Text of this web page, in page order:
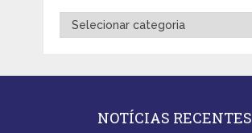
Categorias
NOTÍCIAS RECENTES